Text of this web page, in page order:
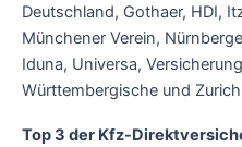
Deutschland, Gothaer, HDI,
Münchener Verein,
Iduna, Universa,
Württembergische und
Top 3 der Kfz-